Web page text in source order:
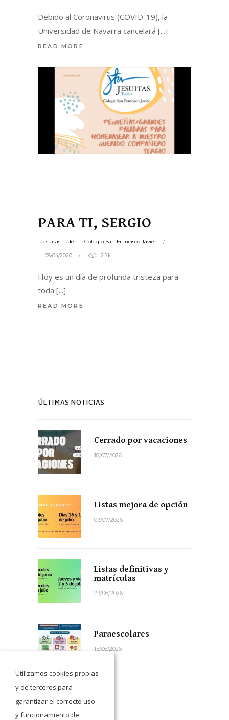
Debido al Coronavirus (COVID-19), la
Universidad de Navarra cancelará
READ MORE
PARA TI, SERGIO
Jesuitas Tudela – Colegio San Francisco Javier
05/04/2020 2.7k
Hoy es un día de profunda tristeza para
toda
READ MORE
ÚLTIMAS NOTICIAS
Cerrado por vacaciones
18/07/2026
Listas mejora de opción
03/07/2026
Listas definitivas y
matrículas
23/06/2026
Paraescolares
15/06/2026
Utilizamos cookies propias
y de terceros para
garantizar el correcto uso
y funcionamiento de